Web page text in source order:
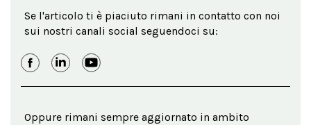
Se l'articolo ti è piaciuto rimani in contatto con noi
sui nostri canali social seguendoci su:
Oppure rimani sempre aggiornato in ambito